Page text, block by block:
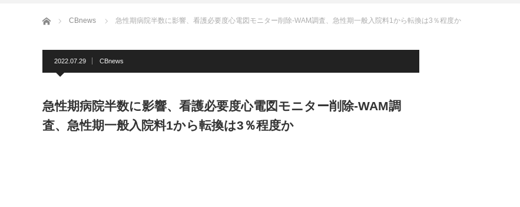
ホーム CBnews 急性期病院半数に影響、看護必要度心電図モニター削除-WAM調査、急性期一般入院料1から転換は3％程度か
2022.07.29 CBnews
急性期病院半数に影響、看護必要度心電図モニター削除-WAM調
査、急性期一般入院料1から転換は3％程度か